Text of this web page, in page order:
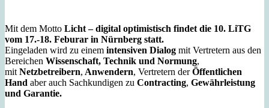
Mit dem Motto Licht – digital optimistisch findet die 10. LiTG
vom 17.-18. Feburar in Nürnberg statt.
Eingeladen wird zu einem intensiven Dialog mit Vertretern aus den
Bereichen Wissenschaft, Technik und Normung,
mitNetzbetreibern, Anwendern, Vertretern derÖffentlichen
Hand aber auch Sachkundigen zu Contracting, Gewährleistung
und Garantie.